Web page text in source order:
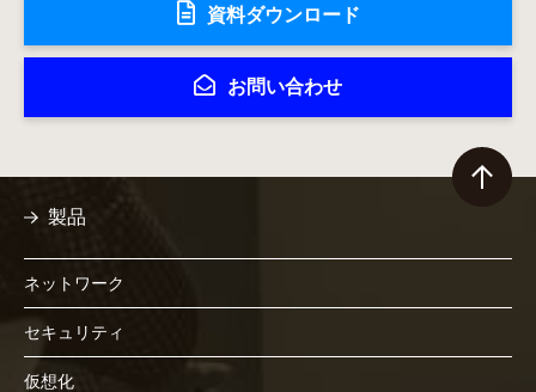
資料ダウンロード
お問い合わせ
製品
ネットワーク
セキュリティ
仮想化